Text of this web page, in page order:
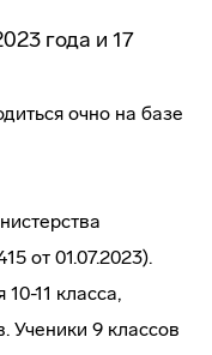
года и 17
очно на базе
от 01.07.2023).
11 класса,
Ученики 9 классов